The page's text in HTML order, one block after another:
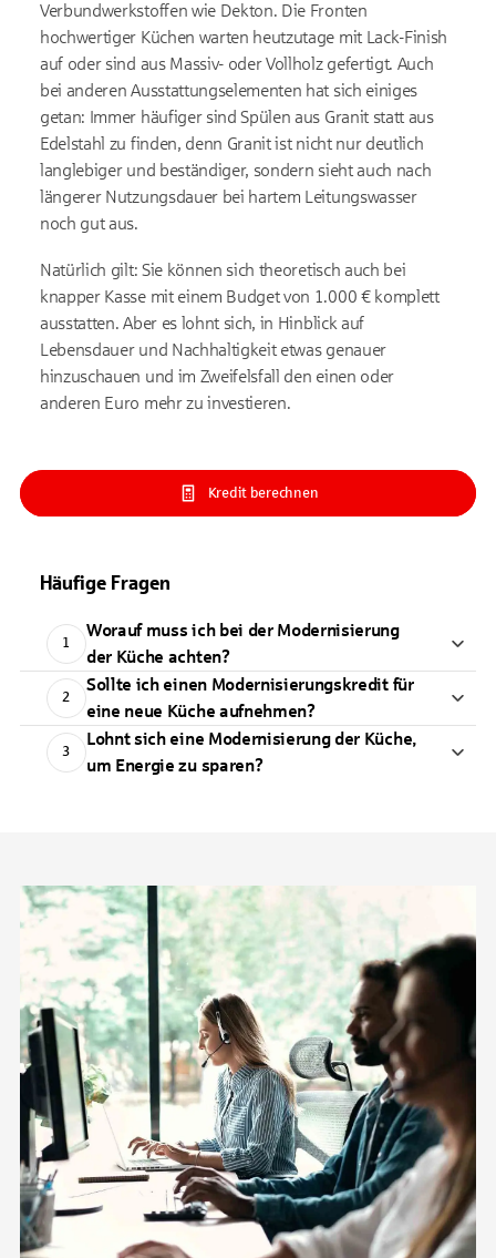
Verbundwerkstoffen wie Dekton. Die Fronten
hochwertiger Küchen warten heutzutage mit Lack-Finish
auf oder sind aus Massiv- oder Vollholz gefertigt. Auch
bei anderen Ausstattungselementen hat sich einiges
getan: Immer häufiger sind Spülen aus Granit statt aus
Edelstahl zu finden, denn Granit ist nicht nur deutlich
langlebiger und beständiger, sondern sieht auch nach
längerer Nutzungsdauer bei hartem Leitungswasser
noch gut aus.
Natürlich gilt: Sie können sich theoretisch auch bei
knapper Kasse mit einem Budget von 1.000 € komplett
ausstatten. Aber es lohnt sich, in Hinblick auf
Lebensdauer und Nachhaltigkeit etwas genauer
hinzuschauen und im Zweifelsfall den einen oder
anderen Euro mehr zu investieren.
Kredit berechnen
Häufige Fragen
1
Worauf muss ich bei der Modernisierung
der Küche achten?
2
Sollte ich einen Modernisierungskredit für
eine neue Küche aufnehmen?
3
Lohnt sich eine Modernisierung der Küche,
um Energie zu sparen?